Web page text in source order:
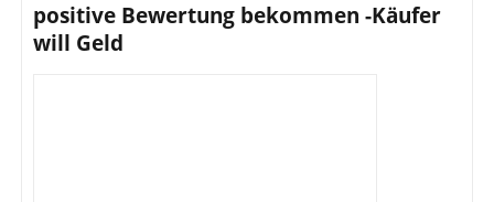
positive Bewertung bekommen -Käufer
will Geld